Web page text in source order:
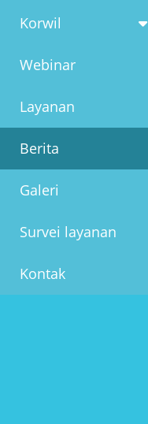
Korwil
Webinar
Layanan
Berita
Galeri
Survei layanan
Kontak